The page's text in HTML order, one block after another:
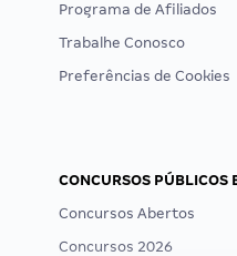
Programa de Afiliados
Trabalhe Conosco
Preferências de Cookies
CONCURSOS PÚBLICOS
Concursos Abertos
Concursos 2026